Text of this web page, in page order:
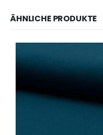
ÄHNLICHE PRODUKTE